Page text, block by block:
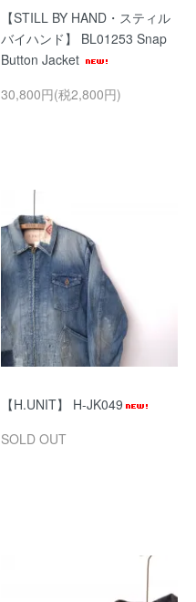
【STILL BY HAND・スティル
バイハンド】 BL01253 Snap
Button Jacket
30,800円(税2,800円)
【H.UNIT】 H-JK049
SOLD OUT